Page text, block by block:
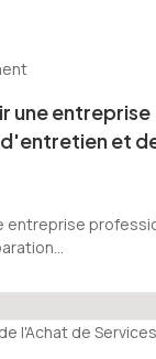
une entreprise
et
entreprise